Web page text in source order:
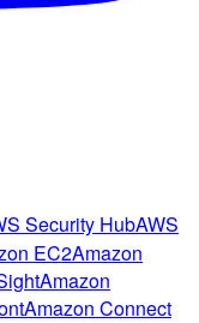
Security HubAWS
EC2Amazon
Amazon
Amazon Connect